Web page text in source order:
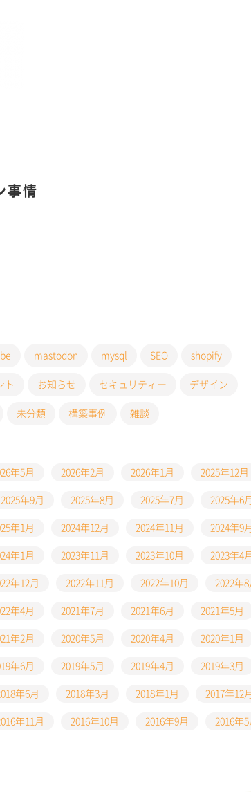
事情
mastodon mysql SEO shopify
ト お知らせ セキュリティー デザイン
未分類 構築事例 雑談
年5月 2026年2月 2026年1月 2025年12月
2025年9月 2025年8月 2025年7月 2025年6月
年1月 2024年12月 2024年11月 2024年9月
年1月 2023年11月 2023年10月 2023年4月
年12月 2022年11月 2022年10月 2022年8
年4月 2021年7月 2021年6月 2021年5月
年2月 2020年5月 2020年4月 2020年1月
年6月 2019年5月 2019年4月 2019年3月
年6月 2018年3月 2018年1月 2017年12月
年11月 2016年10月 2016年9月 2016年5